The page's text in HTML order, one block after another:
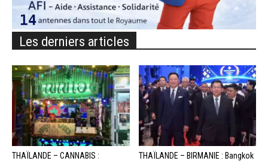
Les derniers articles
THAÏLANDE – CANNABIS :
THAÏLANDE – BIRMANIE : Bangkok